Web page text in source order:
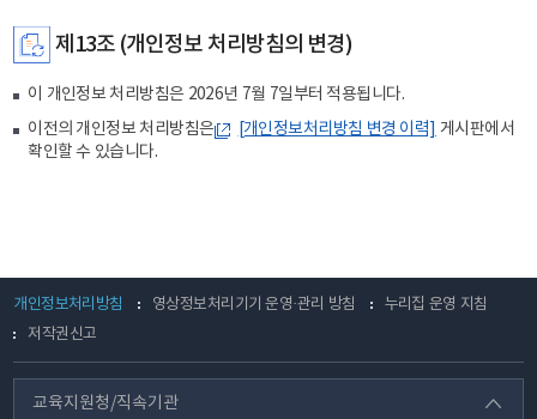
제13조 (개인정보 처리방침의 변경)
이 개인정보 처리방침은 2026년 7월 7일부터 적용됩니다.
이전의 개인정보 처리방침은
[개인정보처리방침 변경 이력]
게시판에서
확인할 수 있습니다.
개인정보처리방침 영상정보처리기기 운영·관리 방침
누리집 운영 지침
저작권신고
교육지원청/직속기관